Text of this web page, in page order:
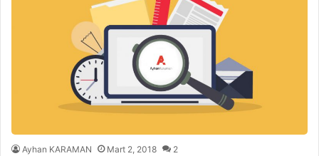
Ayhan KARAMAN Mart 2, 2018 2